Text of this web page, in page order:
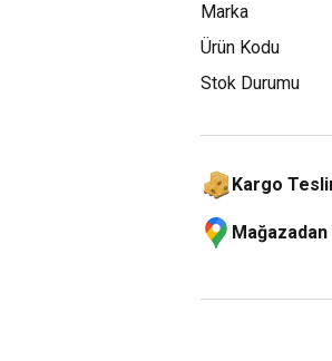
Marka
Ürün Kodu
Stok Durumu
Kargo